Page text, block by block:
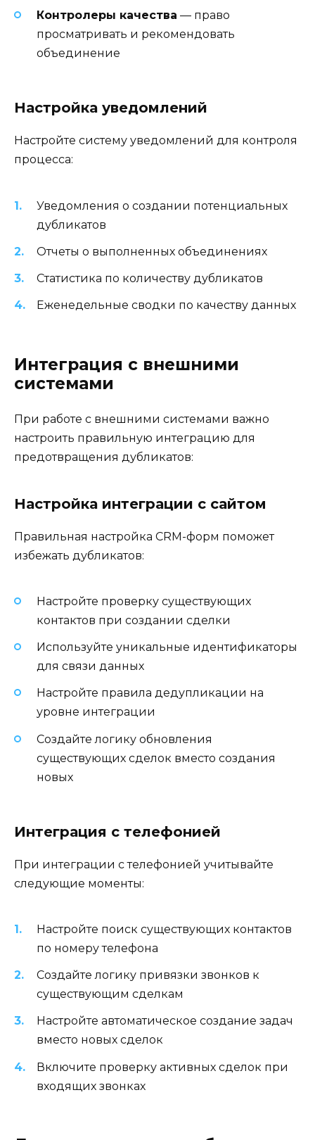
Контролеры качества — право
просматривать и рекомендовать
объединение
Настройка уведомлений
Настройте систему уведомлений для контроля
процесса:
Уведомления о создании потенциальных
дубликатов
Отчеты о выполненных объединениях
Статистика по количеству дубликатов
Еженедельные сводки по качеству данных
Интеграция с внешними
системами
При работе с внешними системами важно
настроить правильную интеграцию для
предотвращения дубликатов:
Настройка интеграции с сайтом
Правильная настройка CRM-форм поможет
избежать дубликатов:
Настройте проверку существующих
контактов при создании сделки
Используйте уникальные идентификаторы
для связи данных
Настройте правила дедупликации на
уровне интеграции
Создайте логику обновления
существующих сделок вместо создания
новых
Интеграция с телефонией
При интеграции с телефонией учитывайте
следующие моменты:
Настройте поиск существующих контактов
по номеру телефона
Создайте логику привязки звонков к
существующим сделкам
Настройте автоматическое создание задач
вместо новых сделок
Включите проверку активных сделок при
входящих звонках